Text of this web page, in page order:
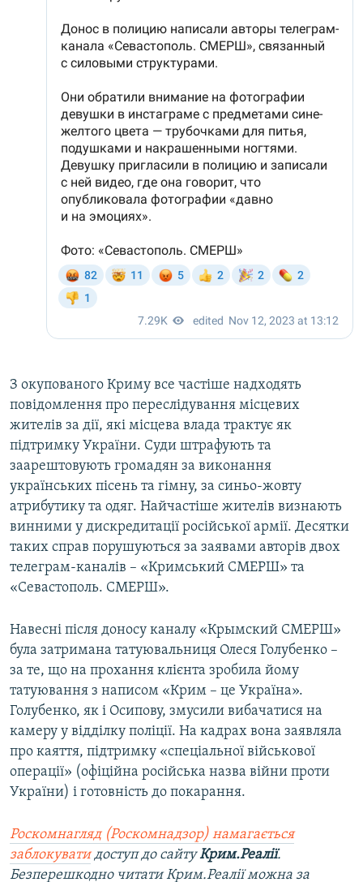
З окупованого Криму все частіше надходять
повідомлення про переслідування місцевих
жителів за дії, які місцева влада трактує як
підтримку України. Суди штрафують та
заарештовують громадян за виконання
українських пісень та гімну, за синьо-жовту
атрибутику та одяг. Найчастіше жителів визнають
винними у дискредитації російської армії. Десятки
таких справ порушуються за заявами авторів двох
телеграм-каналів – «Кримський СМЕРШ» та
«Севастополь. СМЕРШ».
Навесні після доносу каналу «Крымский СМЕРШ»
була затримана татуювальниця Олеся Голубенко –
за те, що на прохання клієнта зробила йому
татуювання з написом «Крим – це Україна».
Голубенко, як і Осипову, змусили вибачатися на
камеру у відділку поліції. На кадрах вона заявляла
про каяття, підтримку «спеціальної військової
операції» (офіційна російська назва війни проти
України) і готовність до покарання.
Роскомнагляд (Роскомнадзор) намагається
заблокуватидоступ до сайтуКрим.Реалії.
Безперешкодно читати Крим.Реалії можна за